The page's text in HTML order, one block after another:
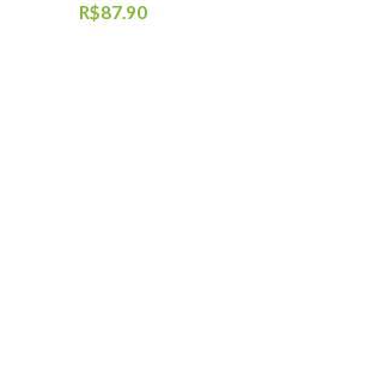
R$87.90